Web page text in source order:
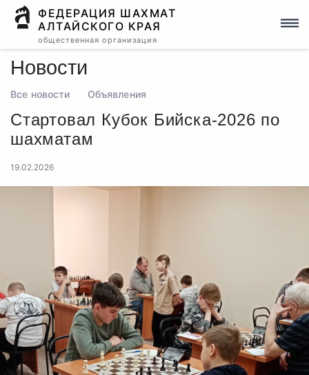
ФЕДЕРАЦИЯ ШАХМАТ
АЛТАЙСКОГО КРАЯ
общественная организация
Новости
Все новости Объявления
Стартовал Кубок Бийска-2026 по
шахматам
19.02.2026